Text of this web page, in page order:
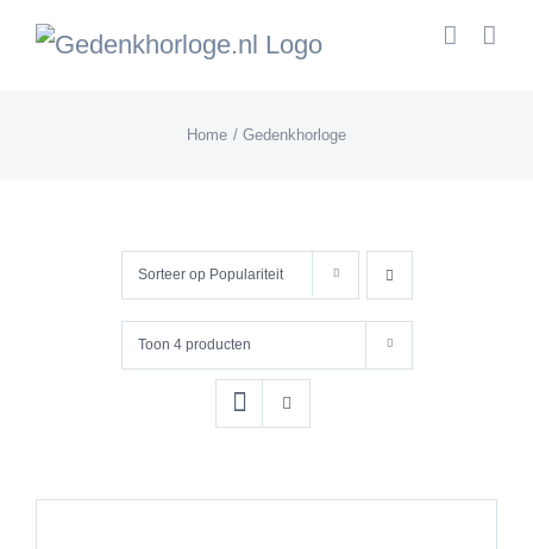
Skip
Home Gedenkhorloge
Sorteer op Populariteit
Toon 4 producten